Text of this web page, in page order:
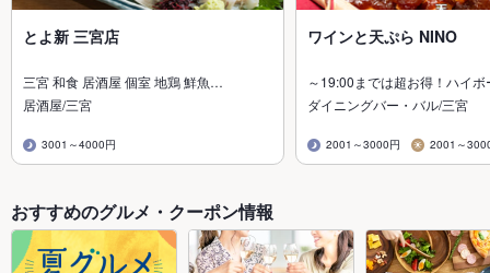
とよ新 三宮店
三宮 和食 居酒屋 個室 地鶏 鮮魚…
居酒屋/三宮
3001～4000円
ワインと天ぷら NINO
～19:00までは超お得！ハイ
ダイニングバー・バル/三宮
2001～3000円 2001～
おすすめのグルメ・クーポン情報